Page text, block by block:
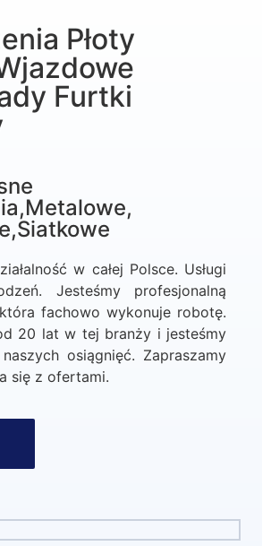
Płoty
Furtki
w całej Polsce. Usługi
Jesteśmy profesjonalną
fachowo wykonuje robotę.
20 lat w tej branży i jesteśmy
osiągnięć. Zapraszamy
się z ofertami.